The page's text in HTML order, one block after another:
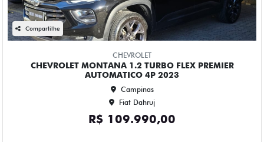
CHEVROLET
CHEVROLET ONIX 1.0 TURBO FLEX LTZ AUTOMATICO 4P
2023
Campinas
Fiat Dahruj
R$ 84.990,00
2023/2023
Mais informações